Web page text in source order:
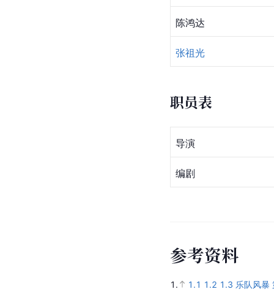
陈鸿达
张祖光
职员表
导演
编剧
参考资料
1. 1.1 1.2 1.3 乐队风暴